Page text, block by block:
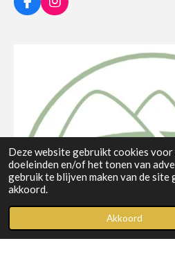
Deze website gebruikt cookies voor
doeleinden en/of het tonen van
gebruik te blijven maken van de site
akkoord.
Akkoord
F
a
I
n
a
m